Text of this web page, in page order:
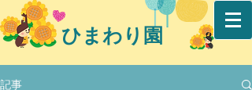
ひまわり園
記事